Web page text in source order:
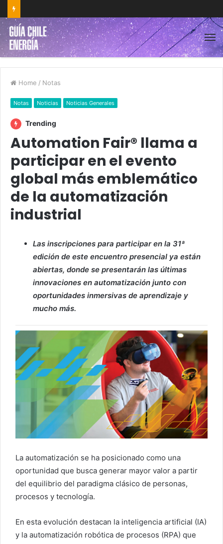
Home / Notas
Notas Noticias Noticias Generales
Trending
Automation Fair® llama a
participar en el evento
global más emblemático
de la automatización
industrial
Las inscripciones para participar en la 31ª
edición de este encuentro presencial ya están
abiertas, donde se presentarán las últimas
innovaciones en automatización junto con
oportunidades inmersivas de aprendizaje y
mucho más.
La automatización se ha posicionado como una
oportunidad que busca generar mayor valor a partir
del equilibrio del paradigma clásico de personas,
procesos y tecnología.
En esta evolución destacan la inteligencia artificial (IA)
y la automatización robótica de procesos (RPA) que